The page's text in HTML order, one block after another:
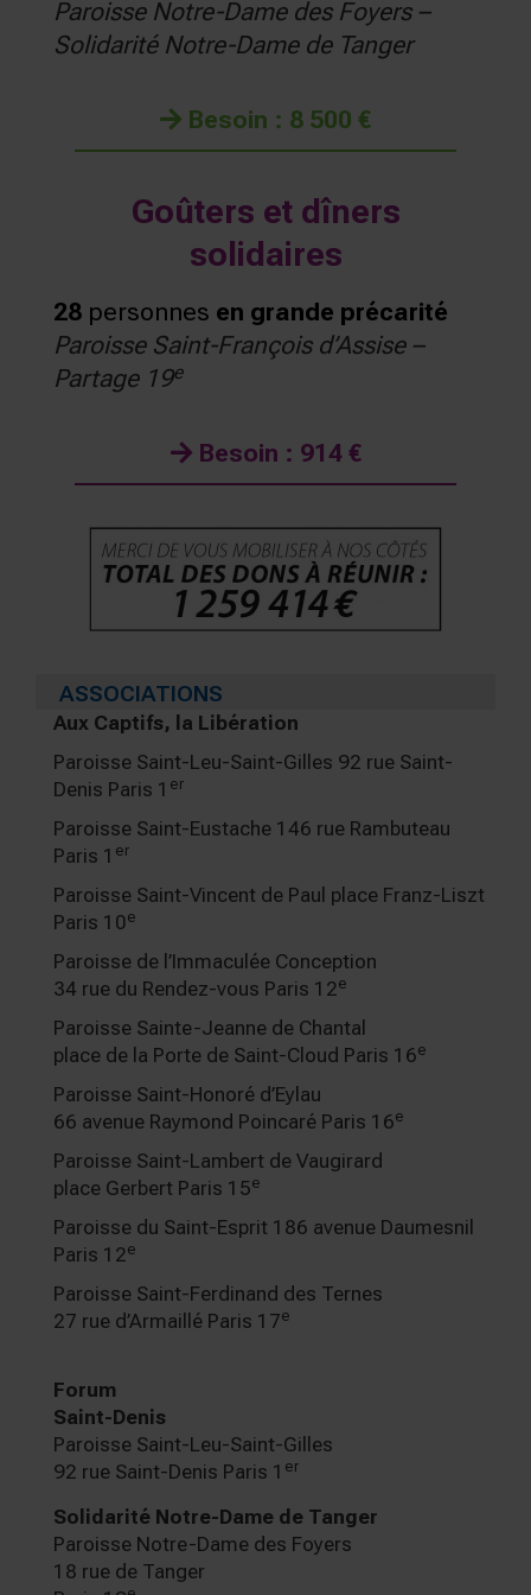
Paroisse Notre-Dame des Foyers –
Solidarité Notre-Dame de Tanger
Besoin : 8 500 €
Goûters et dîners
solidaires
28 personnes en grande précarité
Paroisse Saint-François d’Assise –
Partage 19e
Besoin : 914 €
ASSOCIATIONS
Aux Captifs, la Libération
Paroisse Saint-Leu-Saint-Gilles 92 rue Saint-
Denis Paris 1 er
Paroisse Saint-Eustache 146 rue Rambuteau
Paris 1 er
Paroisse Saint-Vincent de Paul place Franz-Liszt
Paris 10e
Paroisse de l’Immaculée Conception
34 rue du Rendez-vous Paris 12e
Paroisse Sainte-Jeanne de Chantal
place de la Porte de Saint-Cloud Paris 16e
Paroisse Saint-Honoré d’Eylau
66 avenue Raymond Poincaré Paris 16e
Paroisse Saint-Lambert de Vaugirard
place Gerbert Paris 15e
Paroisse du Saint-Esprit 186 avenue Daumesnil
Paris 12e
Paroisse Saint-Ferdinand des Ternes
27 rue d’Armaillé Paris 17e
Forum
Saint-Denis
Paroisse Saint-Leu-Saint-Gilles
92 rue Saint-Denis Paris 1 er
Solidarité Notre-Dame de Tanger
Paroisse Notre-Dame des Foyers
18 rue de Tanger